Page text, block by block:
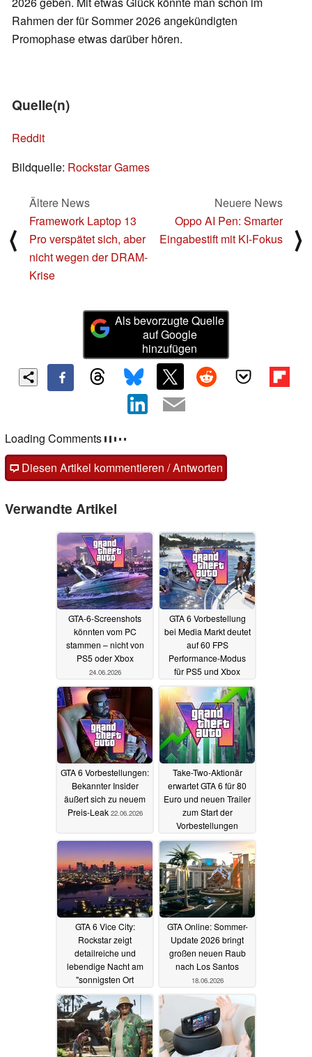
Rahmen der für Sommer 2026 angekündigten
Promophase etwas darüber hören.
Quelle(n)
Reddit
Bildquelle: Rockstar Games
⟨
Ältere News
Framework Laptop 13
Pro verspätet sich, aber
nicht wegen der DRAM-
Krise
Neuere News
Oppo AI Pen: Smarter
Eingabestift mit KI-Fokus
⟩
Als bevorzugte Quelle
auf Google
hinzufügen
Kommentare
Fragen, Anregungen, zusätzliche Informationen zu diesem
Artikel? - Uns interessiert Deine Meinung (auch ohne
Verwandte Artikel
GTA-6-Screenshots
könnten vom PC
stammen – nicht von
PS5 oder Xbox
24.06.2026
GTA 6 Vorbestellung
bei Media Markt deutet
auf 60 FPS
Performance-Modus
für PS5 und Xbox
24.06.2026
Bekannter Insider
äußert sich zu neuem
Preis-Leak22.06.2026
Take-Two-Aktionär
erwartet GTA 6 für 80
Euro und neuen Trailer
zum Start der
Vorbestellungen
20.06.2026
GTA 6 Vice City:
Rockstar zeigt
detailreiche und
lebendige Nacht am
"sonnigsten Ort
Amerikas"18.06.2026
GTA Online: Sommer-
Update 2026 bringt
großen neuen Raub
nach Los Santos
18.06.2026